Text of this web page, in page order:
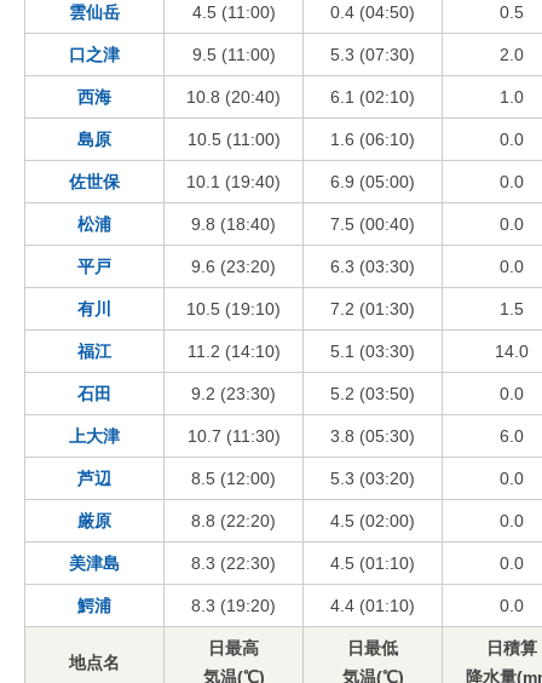
雲仙岳 4.5 (11:00) 0.4 (04:50) 0.5
口之津 9.5 (11:00) 5.3 (07:30) 2.0
西海 10.8 (20:40) 6.1 (02:10) 1.0
島原 10.5 (11:00) 1.6 (06:10) 0.0
佐世保 10.1 (19:40) 6.9 (05:00) 0.0
松浦 9.8 (18:40) 7.5 (00:40) 0.0
平戸 9.6 (23:20) 6.3 (03:30) 0.0
有川 10.5 (19:10) 7.2 (01:30) 1.5
福江 11.2 (14:10) 5.1 (03:30) 14.0
石田 9.2 (23:30) 5.2 (03:50) 0.0
上大津 10.7 (11:30) 3.8 (05:30) 6.0
芦辺 8.5 (12:00) 5.3 (03:20) 0.0
厳原 8.8 (22:20) 4.5 (02:00) 0.0
美津島 8.3 (22:30) 4.5 (01:10) 0.0
鰐浦 8.3 (19:20) 4.4 (01:10) 0.0
地点名
日最高
気温(℃)
日最低
気温(℃)
日積算
降水量